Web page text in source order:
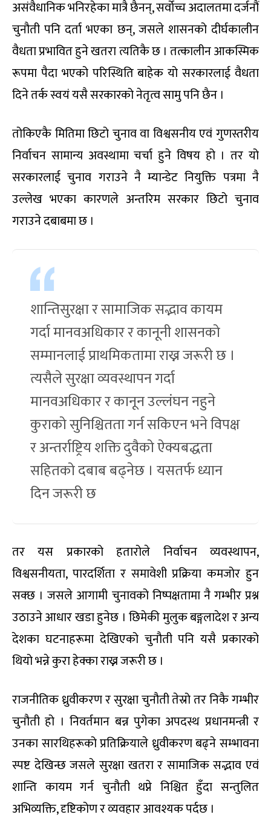
असंवैधानिक भनिरहेका मात्रै छैनन्, सर्वोच्च अदालतमा दर्जनौं
चुनौती पनि दर्ता भएका छन्, जसले शासनको दीर्घकालीन
वैधता प्रभावित हुने खतरा त्यतिकै छ । तत्कालीन आकस्मिक
रूपमा पैदा भएको परिस्थिति बाहेक यो सरकारलाई वैधता
दिने तर्क स्वयं यसै सरकारको नेतृत्व सामु पनि छैन ।
तोकिएकै मितिमा छिटो चुनाव वा विश्वसनीय एवं गुणस्तरीय
निर्वाचन सामान्य अवस्थामा चर्चा हुने विषय हो । तर यो
सरकारलाई चुनाव गराउने नै म्यान्डेट नियुक्ति पत्रमा नै
उल्लेख भएका कारणले अन्तरिम सरकार छिटो चुनाव
गराउने दबाबमा छ ।
शान्तिसुरक्षा र सामाजिक सद्भाव कायम
गर्दा मानवअधिकार र कानूनी शासनको
सम्मानलाई प्राथमिकतामा राख्न जरूरी छ ।
त्यसैले सुरक्षा व्यवस्थापन गर्दा
मानवअधिकार र कानून उल्लंघन नहुने
कुराको सुनिश्चितता गर्न सकिएन भने विपक्ष
र अन्तर्राष्ट्रिय शक्ति दुवैको ऐक्यबद्धता
सहितको दबाब बढ्नेछ । यसतर्फ ध्यान
दिन जरूरी छ
तर यस प्रकारको हतारोले निर्वाचन व्यवस्थापन,
विश्वसनीयता, पारदर्शिता र समावेशी प्रक्रिया कमजोर हुन
सक्छ । जसले आगामी चुनावको निष्पक्षतामा नै गम्भीर प्रश्न
उठाउने आधार खडा हुनेछ । छिमेकी मुलुक बङ्गलादेश र अन्य
देशका घटनाहरूमा देखिएको चुनौती पनि यसै प्रकारको
थियो भन्ने कुरा हेक्का राख्न जरूरी छ ।
राजनीतिक ध्रुवीकरण र सुरक्षा चुनौती तेस्रो तर निकै गम्भीर
चुनौती हो । निवर्तमान बन्न पुगेका अपदस्थ प्रधानमन्त्री र
उनका सारथिहरूको प्रतिक्रियाले ध्रुवीकरण बढ्ने सम्भावना
स्पष्ट देखिन्छ जसले सुरक्षा खतरा र सामाजिक सद्भाव एवं
शान्ति कायम गर्न चुनौती थप्ने निश्चित हुँदा सन्तुलित
अभिव्यक्ति, दृष्टिकोण र व्यवहार आवश्यक पर्दछ ।